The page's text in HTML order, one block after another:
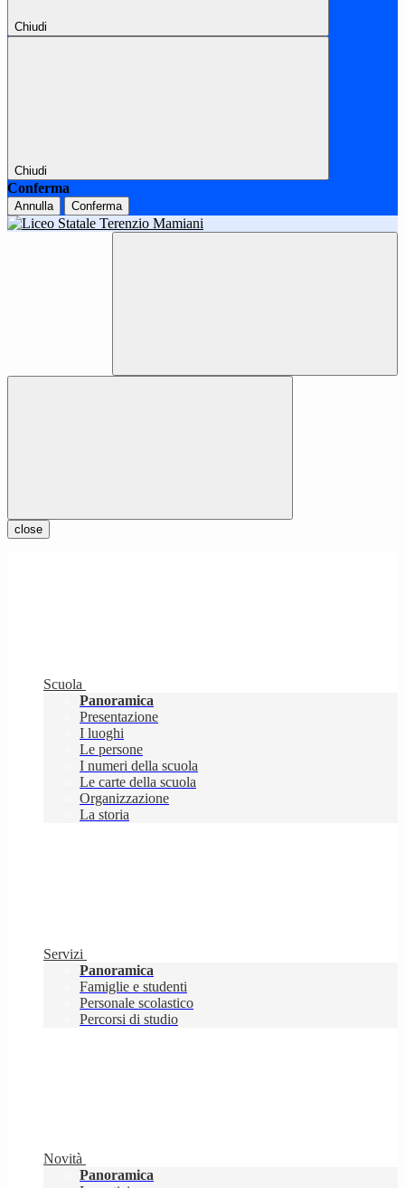
Chiudi
Chiudi
Conferma
Annulla Conferma
close
Scuola
Panoramica
Presentazione
I luoghi
Le persone
I numeri della scuola
Le carte della scuola
Organizzazione
La storia
Servizi
Panoramica
Famiglie e studenti
Personale scolastico
Percorsi di studio
Novità
Panoramica